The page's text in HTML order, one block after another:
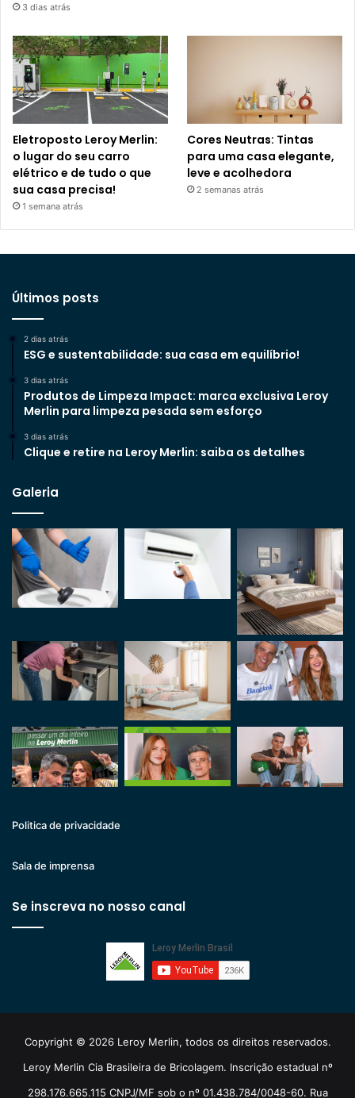
3 dias atrás
Eletroposto Leroy Merlin:
o lugar do seu carro
elétrico e de tudo o que
sua casa precisa!
1 semana atrás
Cores Neutras: Tintas
para uma casa elegante,
leve e acolhedora
2 semanas atrás
Últimos posts
2 dias atrás
ESG e sustentabilidade: sua casa em equilíbrio!
3 dias atrás
Produtos de Limpeza Impact: marca exclusiva Leroy
Merlin para limpeza pesada sem esforço
3 dias atrás
Clique e retire na Leroy Merlin: saiba os detalhes
Galeria
Politica de privacidade
Sala de imprensa
Se inscreva no nosso canal
Copyright © 2026 Leroy Merlin, todos os direitos reservados.
Leroy Merlin Cia Brasileira de Bricolagem. Inscrição estadual nº
298.176.665.115 CNPJ/MF sob o nº 01.438.784/0048-60. Rua